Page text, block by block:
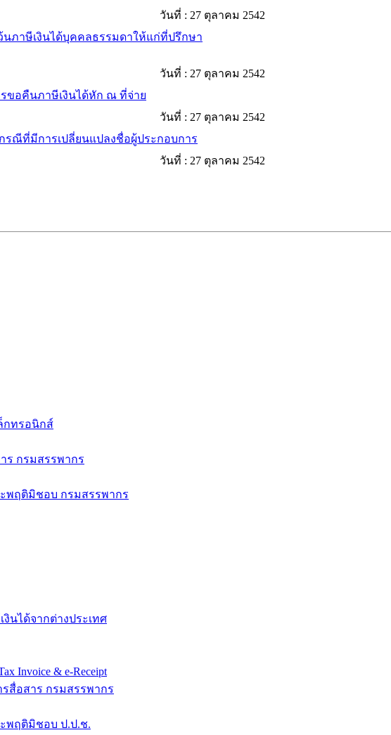
วันที่ : 27 ตุลาคม 2542
ภาษีเงินได้บุคคลธรรมดาให้แก่ที่ปรึกษา
วันที่ : 27 ตุลาคม 2542
ขอคืนภาษีเงินได้หัก ณ ที่จ่าย
วันที่ : 27 ตุลาคม 2542
ณีที่มีการเปลี่ยนแปลงชื่อผู้ประกอบการ
วันที่ : 27 ตุลาคม 2542
กทรอนิกส์
ร กรมสรรพากร
ะพฤติมิชอบ กรมสรรพากร
นได้จากต่างประเทศ
Invoice & e-Receipt
สื่อสาร กรมสรรพากร
ะพฤติมิชอบ ป.ป.ช.